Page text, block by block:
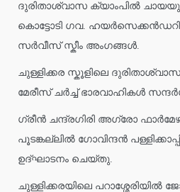
ദുരിതാശ്വാസ ക്യാംപിൽ
കൊട്ടോടി ഗവ.
സർവീസ് സ്കീം അംഗങ്ങൾ.
ചുള്ളിക്കര സ്കൂളിലെ
മേരീസ് ചർച്ച് ഭാരവാഹികൾ
ഗ്രീൻ ചന്ദ്രഗിരി അഗ്രോ
പൂടങ്കല്ലിൽ ഗോവിന്ദൻ
ഉദ്ഘാടനം ചെയ്തു.
ചുള്ളിക്കരയിലെ പറാശ്ശേരിയിൽ